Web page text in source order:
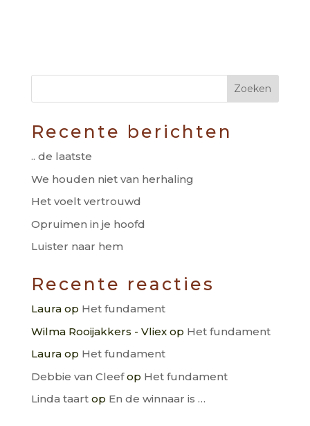
Recente berichten
.. de laatste
We houden niet van herhaling
Het voelt vertrouwd
Opruimen in je hoofd
Luister naar hem
Recente reacties
Lauraop Het fundament
Wilma Rooijakkers - Vliexop Het fundament
Lauraop Het fundament
Debbie van Cleefop Het fundament
Linda taartop En de winnaar is …